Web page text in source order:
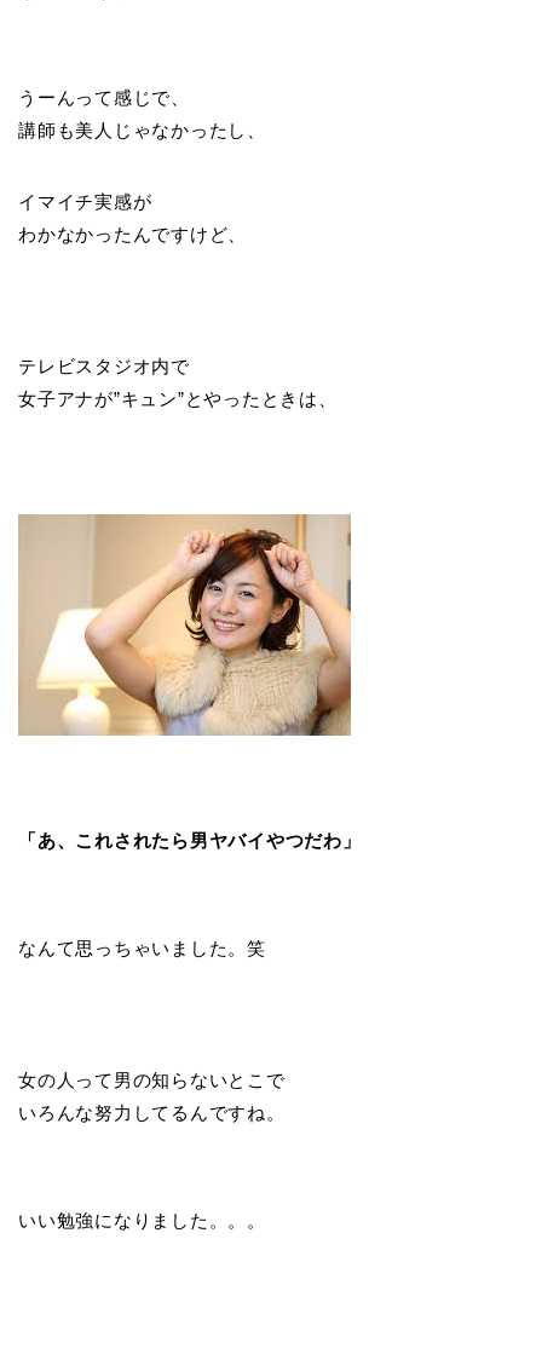
うーんって感じで、
講師も美人じゃなかったし、
イマイチ実感が
わかなかったんですけど、
テレビスタジオ内で
女子アナが”キュン”とやったときは、
「あ、これされたら男ヤバイやつだわ」
なんて思っちゃいました。笑
女の人って男の知らないとこで
いろんな努力してるんですね。
いい勉強になりました。。。